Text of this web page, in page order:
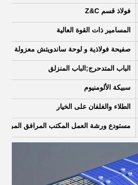
فولاذ قسم Z&C
المسامير ذات القوة العالية
صفيحة فولاذية و لوحة ساندويتش معزولة
الباب المتدحرج;الباب المنزلق
سبيكة الألومنيوم
الطلاء والغلفان على الخيار
مستودع ورشة العمل المكتب المرافق